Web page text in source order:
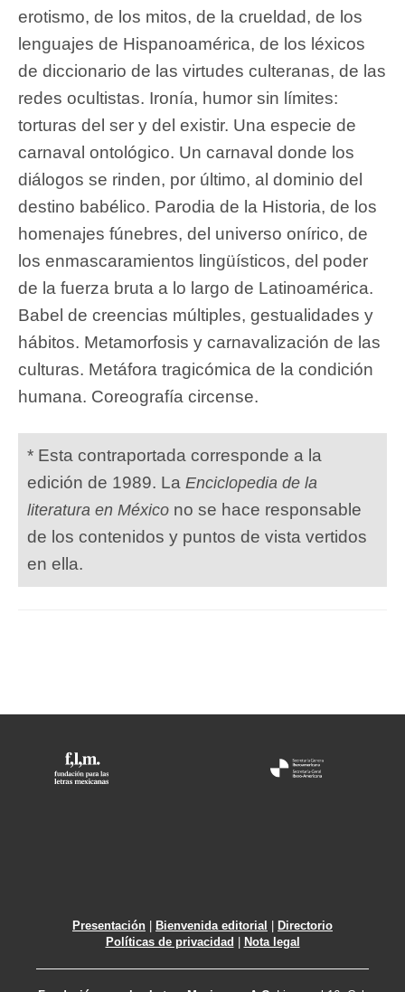
erotismo, de los mitos, de la crueldad, de los
lenguajes de Hispanoamérica, de los léxicos
de diccionario de las virtudes culteranas, de las
redes ocultistas. Ironía, humor sin límites:
torturas del ser y del existir. Una especie de
carnaval ontológico. Un carnaval donde los
diálogos se rinden, por último, al dominio del
destino babélico. Parodia de la Historia, de los
homenajes fúnebres, del universo onírico, de
los enmascaramientos lingüísticos, del poder
de la fuerza bruta a lo largo de Latinoamérica.
Babel de creencias múltiples, gestualidades y
hábitos. Metamorfosis y carnavalización de las
culturas. Metáfora tragicómica de la condición
humana. Coreografía circense.
* Esta contraportada corresponde a la
edición de 1989. La Enciclopedia de la
literatura en México no se hace responsable
de los contenidos y puntos de vista vertidos
en ella.
Presentación Bienvenida editorial
Directorio
Políticas de privacidad
Nota legal